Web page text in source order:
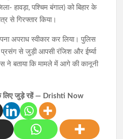
हावड़ा, पश्चिम बंगाल) को बिहार के
से गिरफ्तार किया।
अपराध स्वीकार कर लिया। पुलिस
से जुड़ी आपसी रंजिश और ईर्ष्या
ने बताया कि मामले में आगे की कानूनी
लिए जुड़े रहें — Drishti Now